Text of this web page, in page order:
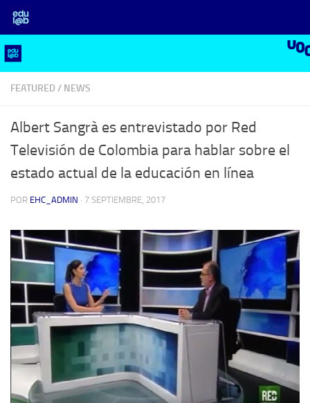
Saltar al contenido
FEATURED / NEWS
Albert Sangrà es entrevistado por Red
Televisión de Colombia para hablar sobre el
estado actual de la educación en línea
POR EHC_ADMIN · 7 SEPTIEMBRE, 2017